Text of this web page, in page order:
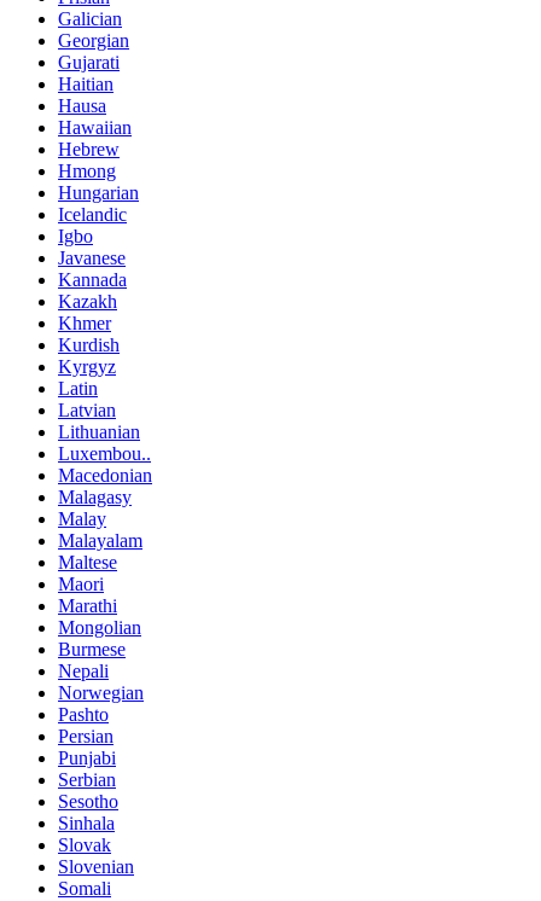
Galician
Georgian
Gujarati
Haitian
Hausa
Hawaiian
Hebrew
Hmong
Hungarian
Icelandic
Igbo
Javanese
Kannada
Kazakh
Khmer
Kurdish
Kyrgyz
Latin
Latvian
Lithuanian
Luxembou..
Macedonian
Malagasy
Malay
Malayalam
Maltese
Maori
Marathi
Mongolian
Burmese
Nepali
Norwegian
Pashto
Persian
Punjabi
Serbian
Sesotho
Sinhala
Slovak
Slovenian
Somali